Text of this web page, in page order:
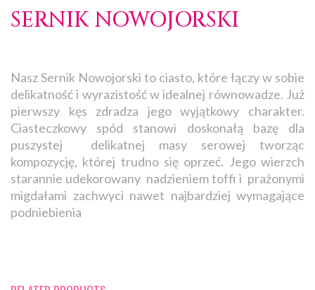
SERNIK NOWOJORSKI
Nasz Sernik Nowojorski to ciasto, które łączy w sobie
delikatność i wyrazistość w idealnej równowadze. Już
pierwszy kęs zdradza jego wyjątkowy charakter.
Ciasteczkowy spód stanowi doskonałą bazę dla
puszystej delikatnej masy serowej tworząc
kompozycję, której trudno się oprzeć. Jego wierzch
starannie udekorowany nadzieniem toffi i prażonymi
migdałami zachwyci nawet najbardziej wymagające
podniebienia